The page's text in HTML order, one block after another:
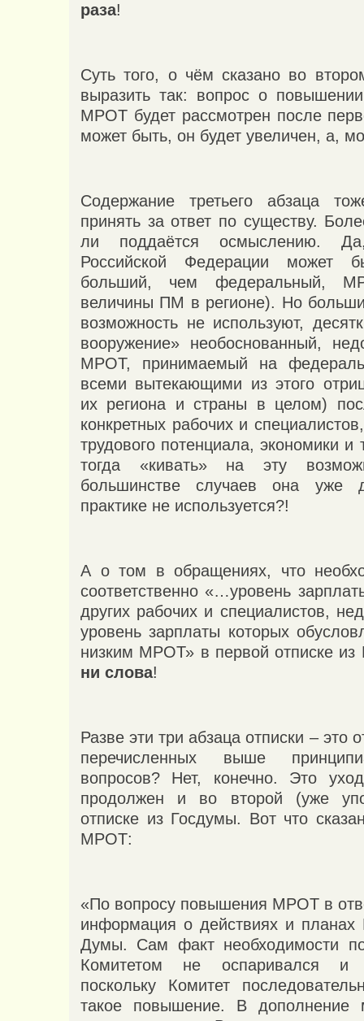
раза!
Суть того, о чём сказано во
выразить так: вопрос о повышении
МРОТ будет рассмотрен после
может быть, он будет увеличен, а,
Содержание третьего абзаца
принять за ответ по существу.
ли поддаётся осмыслению.
Российской Федерации может
больший, чем федеральный,
величины ПМ в регионе). Но
возможность не используют,
вооружение» необоснованный,
МРОТ, принимаемый на
всеми вытекающими из этого
их региона и страны в целом)
конкретных рабочих и
трудового потенциала, экономики и
тогда «кивать» на эту
большинстве случаев она уже
практике не используется?!
А о том в обращениях, что
соответственно «…уровень
других рабочих и специалистов,
уровень зарплаты которых
низким МРОТ» в первой отписке из
ни слова!
Разве эти три абзаца отписки – это
перечисленных выше
вопросов? Нет, конечно. Это
продолжен и во второй (уже
отписке из Госдумы. Вот что
МРОТ:
«По вопросу повышения МРОТ в
информация о действиях и планах
Думы. Сам факт необходимости
Комитетом не оспаривался и
поскольку Комитет
такое повышение. В